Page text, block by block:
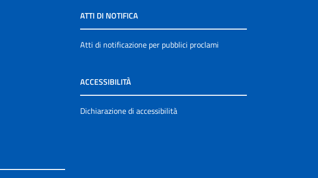
ATTI DI NOTIFICA
Atti di notificazione per pubblici proclami
ACCESSIBILITÀ
Dichiarazione di accessibilità